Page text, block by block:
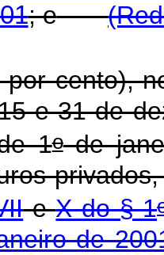
; e
cento),
e 31 de
1ode
eX do § 1
de